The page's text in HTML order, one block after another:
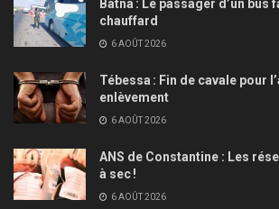
Batna : Le passager d’un bus
chauffard
6 AOÛT 2026
Tébessa : Fin de cavale pour
enlèvement
6 AOÛT 2026
ANS de Constantine : Les
à sec !
6 AOÛT 2026